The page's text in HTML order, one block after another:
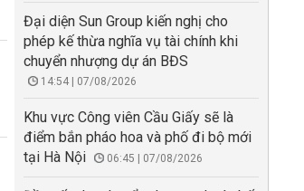
Đại diện Sun Group kiến nghị cho
phép kế thừa nghĩa vụ tài chính khi
chuyển nhượng dự án BĐS
14:54 | 07/08/2026
Khu vực Công viên Cầu Giấy sẽ là
điểm bắn pháo hoa và phố đi bộ mới
tại Hà Nội
06:45 | 07/08/2026